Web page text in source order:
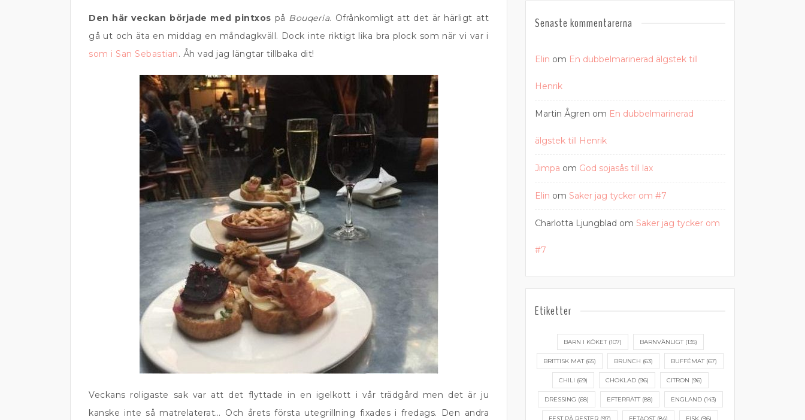
Den här veckan började med pintxos på Bouqeria. Ofrånkomligt att det är härligt att
gå ut och äta en middag en måndagkväll. Dock inte riktigt lika bra plock som när vi var i
som i San Sebastian. Åh vad jag längtar tillbaka dit!
Veckans roligaste sak var att det flyttade in en igelkott i vår trädgård men det är ju
kanske inte så matrelaterat… Och årets första utegrillning fixades i fredags. Den andra
Senaste kommentarerna
Elin om En dubbelmarinerad älgstek till
Henrik
Martin Ågren om En dubbelmarinerad
älgstek till Henrik
Jimpa om God sojasås till lax
Elin om Saker jag tycker om #7
Charlotta Ljungblad om Saker jag tycker om
#7
Etiketter
BARN I KÖKET(107) BARNVÄNLIGT(135)
BRITTISK MAT(65) BRUNCH (63) BUFFÉMAT(67)
CHILI (69) CHOKLAD(96) CITRON (96)
DRESSING (68) EFTERRÄTT(88) ENGLAND(143)